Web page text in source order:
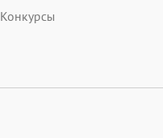
Конкурсы